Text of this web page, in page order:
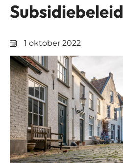
Subsidiebeleid
1 oktober 2022